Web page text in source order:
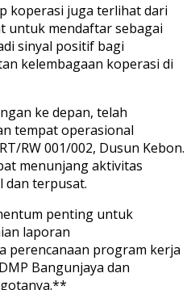
koperasi juga terlihat dari
untuk mendaftar sebagai
sinyal positif bagi
kelembagaan koperasi di
ke depan, telah
tempat operasional
RW 001/002, Dusun Kebon.
menunjang aktivitas
dan terpusat.
penting untuk
laporan
perencanaan program kerja
Bangunjaya dan